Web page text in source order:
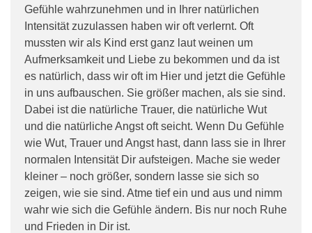
Gefühle wahrzunehmen und in Ihrer natürlichen
Intensität zuzulassen haben wir oft verlernt. Oft
mussten wir als Kind erst ganz laut weinen um
Aufmerksamkeit und Liebe zu bekommen und da ist
es natürlich, dass wir oft im Hier und jetzt die Gefühle
in uns aufbauschen. Sie größer machen, als sie sind.
Dabei ist die natürliche Trauer, die natürliche Wut
und die natürliche Angst oft seicht. Wenn Du Gefühle
wie Wut, Trauer und Angst hast, dann lass sie in Ihrer
normalen Intensität Dir aufsteigen. Mache sie weder
kleiner – noch größer, sondern lasse sie sich so
zeigen, wie sie sind. Atme tief ein und aus und nimm
wahr wie sich die Gefühle ändern. Bis nur noch Ruhe
und Frieden in Dir ist.